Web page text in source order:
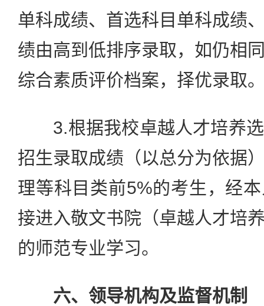
单科成绩、首选科目单科成绩
绩由高到低排序录取，如仍相
综合素质评价档案，择优录取
3.根据我校卓越人才培养选
招生录取成绩（以总分为依据
理等科目类前5%的考生，经
接进入敬文书院（卓越人才培
的师范专业学习。
六、领导机构及监督机制